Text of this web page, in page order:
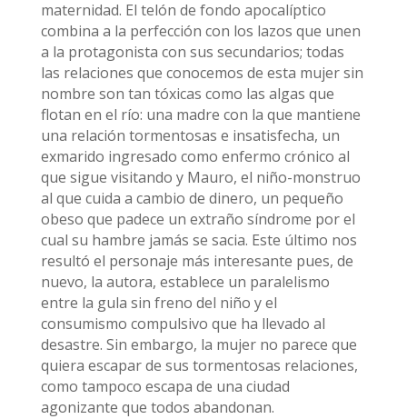
maternidad. El telón de fondo apocalíptico
combina a la perfección con los lazos que unen
a la protagonista con sus secundarios; todas
las relaciones que conocemos de esta mujer sin
nombre son tan tóxicas como las algas que
flotan en el río: una madre con la que mantiene
una relación tormentosas e insatisfecha, un
exmarido ingresado como enfermo crónico al
que sigue visitando y Mauro, el niño-monstruo
al que cuida a cambio de dinero, un pequeño
obeso que padece un extraño síndrome por el
cual su hambre jamás se sacia. Este último nos
resultó el personaje más interesante pues, de
nuevo, la autora, establece un paralelismo
entre la gula sin freno del niño y el
consumismo compulsivo que ha llevado al
desastre. Sin embargo, la mujer no parece que
quiera escapar de sus tormentosas relaciones,
como tampoco escapa de una ciudad
agonizante que todos abandonan.